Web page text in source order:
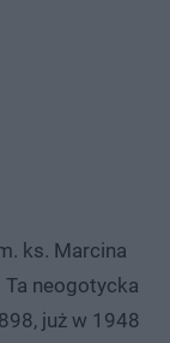
ks. Marcina
neogotycka
już w 1948